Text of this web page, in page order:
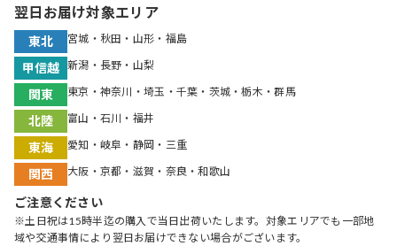
翌日お届け対象エリア
東北 宮城・秋田・山形・福島
甲信越 新潟・長野・山梨
関東 東京・神奈川・埼玉・千葉・茨城・栃木・群馬
北陸 富山・石川・福井
東海 愛知・岐阜・静岡・三重
関西 大阪・京都・滋賀・奈良・和歌山
ご注意ください
※土日祝は15時半迄の購入で当日出荷いたします。対象エリアでも一部地
域や交通事情により翌日お届けできない場合がございます。